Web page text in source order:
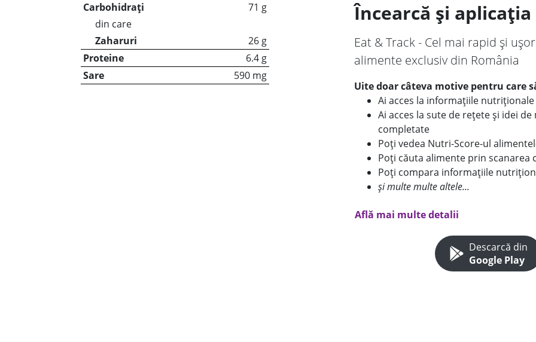
Carbohidrați
71 g
din care
Zaharuri
26 g
Proteine
6.4 g
Sare
590 mg
Încearcă și
Eat & Track - Cel mai rapid și
alimente exclusiv din România
Uite doar câteva motive pentru care
Ai acces la informațiile
Ai acces la sute de rețete și idei
completate
Poți vedea Nutri-Score-ul
Poți căuta alimente prin scanarea
Poți compara informațiile
și multe multe altele...
Află mai multe detalii
Descarcă din
Google Play